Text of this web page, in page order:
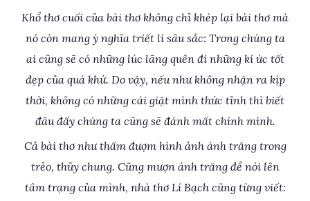
Khổ thơ cuối của bài thơ không chỉ khép lại bài thơ mà
nó còn mang ý nghĩa triết lí sâu sắc: Trong chúng ta
ai cũng sẽ có những lúc lãng quên đi những kí ức tốt
đẹp của quá khứ. Do vậy, nếu như không nhận ra kịp
thời, không có những cái giật mình thức tỉnh thì biết
đâu đấy chúng ta cũng sẽ đánh mất chính mình.
Cả bài thơ như thấm đượm hình ảnh ánh trăng trong
trẻo, thủy chung. Cũng mượn ánh trăng để nói lên
tâm trạng của mình, nhà thơ Lí Bạch cũng từng viết: